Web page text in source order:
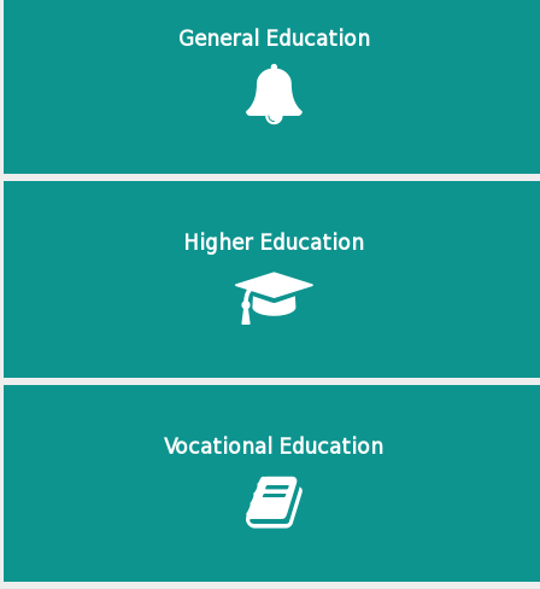
General Education
Higher Education
Vocational Education